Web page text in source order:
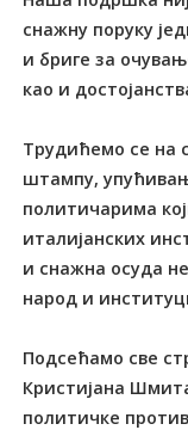
снажну поруку
и бриге за
као и
Трудићемо се на
штампу,
политичарима
италијанских
и снажна осуда
народ и
Подсећамо све
Кристијана
политичке